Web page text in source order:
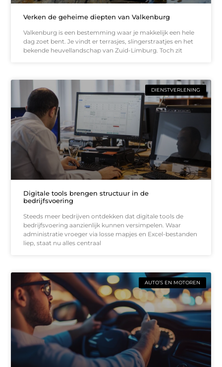
Verken de geheime diepten van Valkenburg
Valkenburg is een bestemming waar je makkelijk een hele
dag zoet bent. Je vindt er terrasjes, slingerstraatjes en het
bekende heuvellandschap van Zuid-Limburg. Toch zit
DIENSTVERLENING
Digitale tools brengen structuur in de
bedrijfsvoering
Steeds meer bedrijven ontdekken dat digitale tools de
bedrijfsvoering aanzienlijk kunnen versimpelen. Waar
administratie vroeger via losse mapjes en Excel-bestanden
liep, staat nu alles centraal
AUTO’S EN MOTOREN